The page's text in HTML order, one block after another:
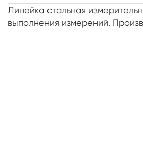
Линейка стальная
выполнения измерений.